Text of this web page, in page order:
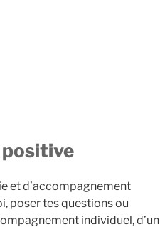
et d’accompagnement
poser tes questions ou
individuel, d’un